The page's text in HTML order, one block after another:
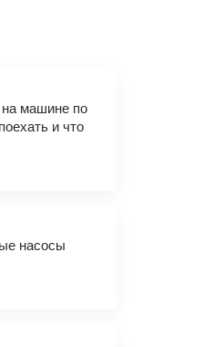
машине по
и что
насосы